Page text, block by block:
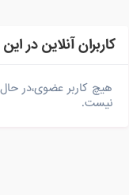
کاربران آنلاین در
هیچ کاربر عضوی،در
نیست.